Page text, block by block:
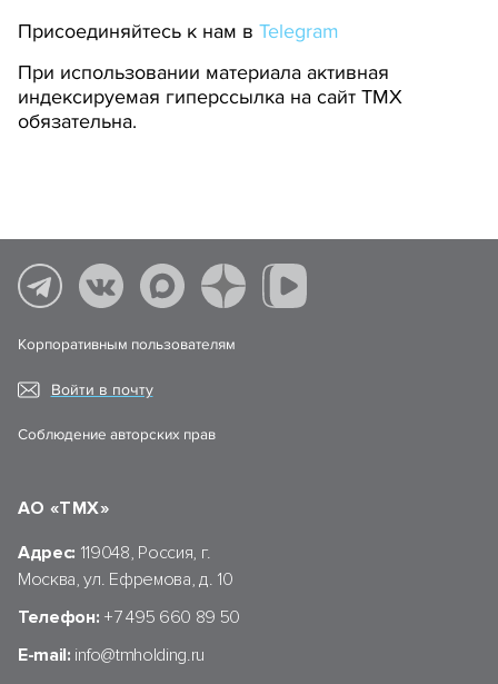
Присоединяйтесь к нам в Telegram
При использовании материала активная
индексируемая гиперссылка на сайт ТМХ
обязательна.
Корпоративным пользователям
Войти в почту
Соблюдение авторских прав
АО «ТМХ»
Адрес: 119048, Россия, г.
Москва, ул. Ефремова, д. 10
Телефон: +7 495 660 89 50
E-mail: info@tmholding.ru